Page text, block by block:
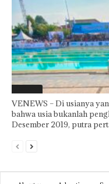
VENEWS – Di usianya
bahwa usia bukanlah
Desember 2019, putra